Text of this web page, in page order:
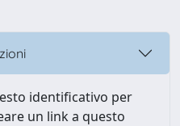
identificativo per
un link a questo